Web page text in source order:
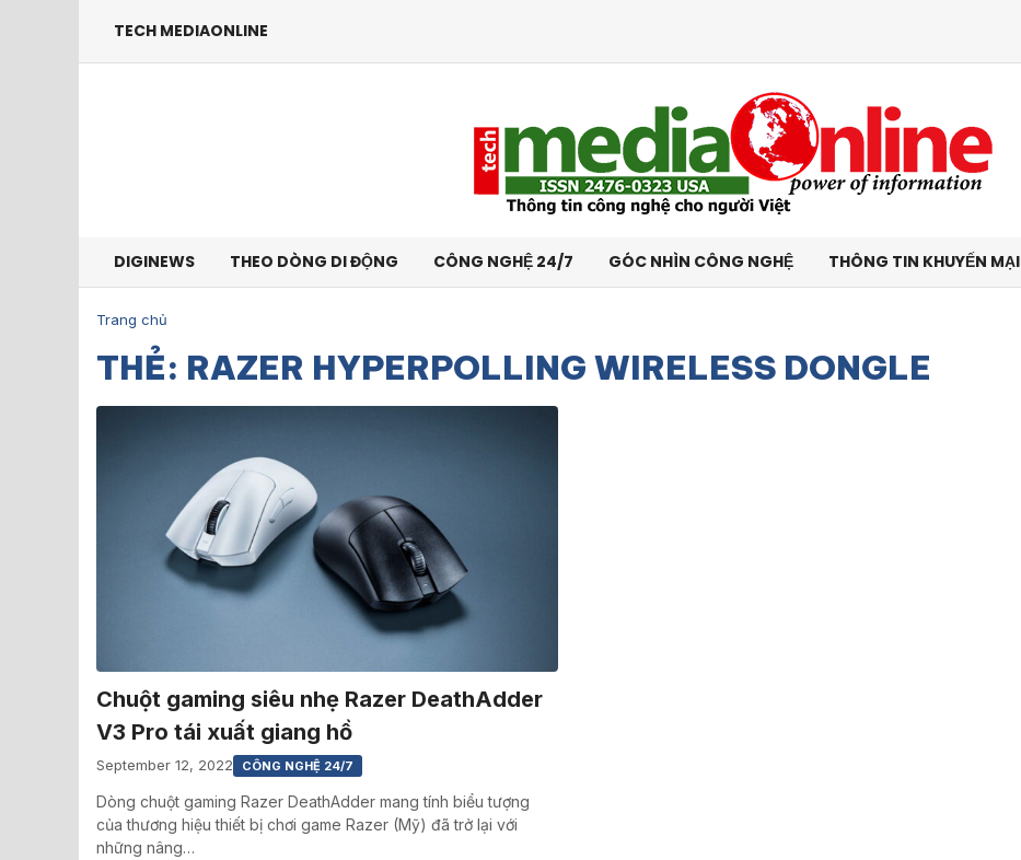
TECH MEDIAONLINE
DIGINEWS THEO DÒNG DI ĐỘNG CÔNG NGHỆ 24/7 GÓC NHÌN CÔNG NGHỆ THÔNG TIN KHUYẾN MẠI
Trang chủ
THẺ: RAZER HYPERPOLLING WIRELESS DONGLE
Chuột gaming siêu nhẹ Razer DeathAdder
V3 Pro tái xuất giang hồ
September 12, 2022 CÔNG NGHỆ 24/7
Dòng chuột gaming Razer DeathAdder mang tính biểu tượng
của thương hiệu thiết bị chơi game Razer (Mỹ) đã trở lại với
những nâng…